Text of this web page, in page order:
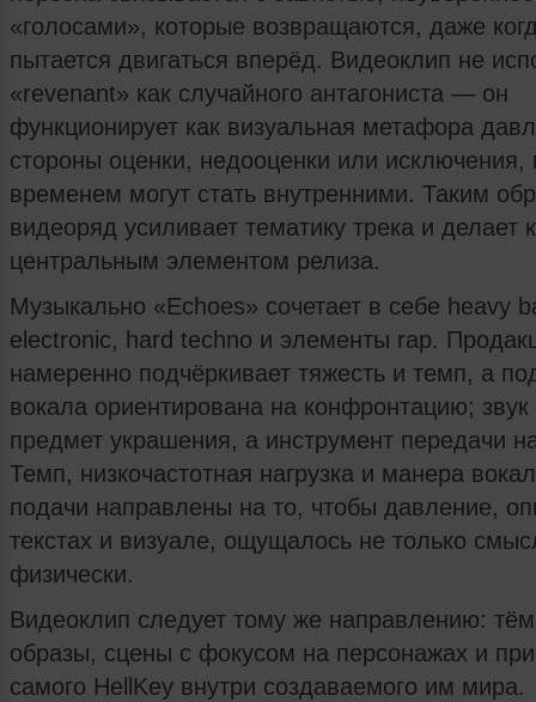
«голосами», которые возвращаются, даже
пытается двигаться вперёд. Видеоклип не
«revenant» как случайного антагониста — он
функционирует как визуальная метафора
стороны оценки, недооценки или исключения,
временем могут стать внутренними. Таким
видеоряд усиливает тематику трека и делает
центральным элементом релиза.
Музыкально «Echoes» сочетает в себе heavy
electronic, hard techno и элементы rap.
намеренно подчёркивает тяжесть и темп, а
вокала ориентирована на конфронтацию; звук
предмет украшения, а инструмент передачи
Темп, низкочастотная нагрузка и манера
подачи направлены на то, чтобы давление,
текстах и визуале, ощущалось не только
физически.
Видеоклип следует тому же направлению:
образы, сцены с фокусом на персонажах и
самого HellKey внутри создаваемого им мира.